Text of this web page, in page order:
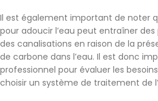
Il est également important de noter
pour adoucir l’eau peut entraîner
des canalisations en raison de la
de carbone dans l’eau. Il est donc
professionnel pour évaluer les
choisir un système de traitement de